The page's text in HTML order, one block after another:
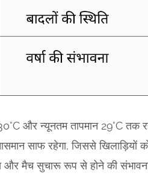
और न्यूनतम तापमान 29°C तक
साफ रहेगा, जिससे खिलाड़ियों
और मैच सुचारू रूप से होने की